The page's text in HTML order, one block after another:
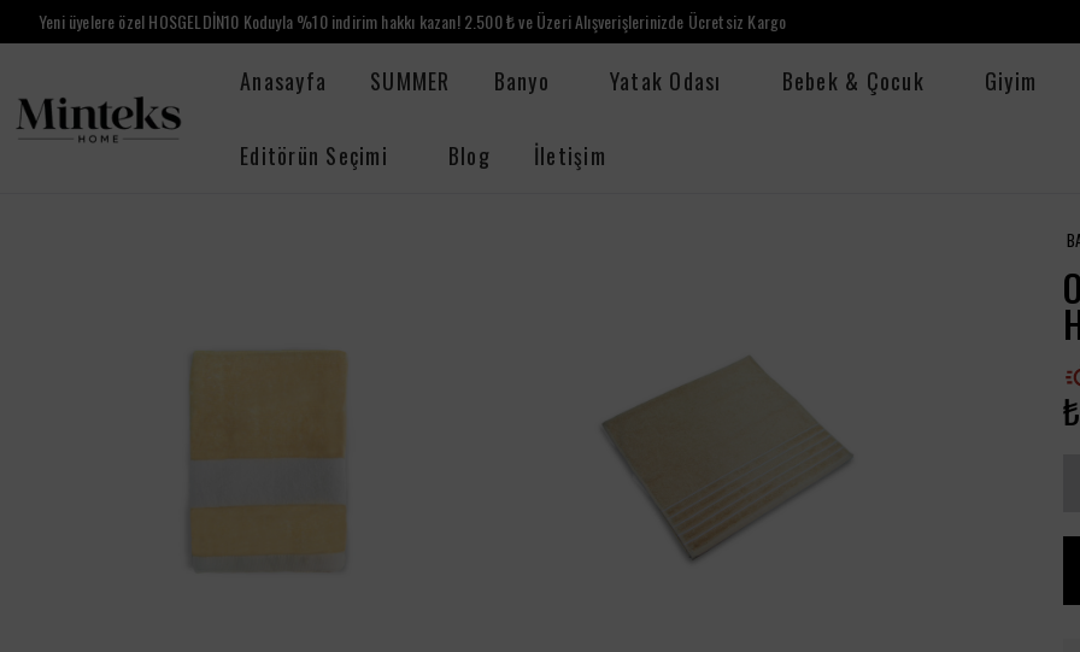
Yeni üyelere özel HOSGELDİN10 Koduyla %10 indirim hakkı kazan! 2.500 ₺ ve Üzeri Alışverişlerinizde Ücretsiz Kargo
Anasayfa SUMMER Banyo Yatak Odası Bebek & Çocuk Giyim
Editörün Seçimi Blog İletişim